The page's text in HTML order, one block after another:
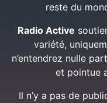
reste du
Radio Active
variété,
n’entendrez nulle
et pointue
Il n’y a pas de